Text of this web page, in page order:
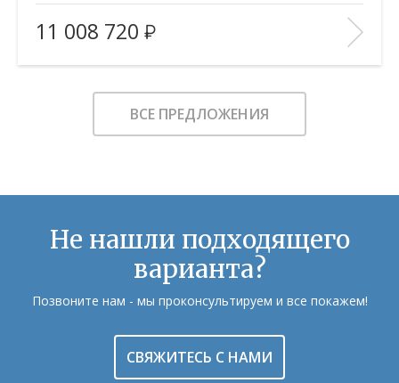
Площадь (общ/жил/кух), м2:
57.04/29.17/13.97
Количество комнат:
2
Этаж:
4/9
В ИЗБРАННОЕ
11 008 720
ВСЕ ПРЕДЛОЖЕНИЯ
Не нашли подходящего
варианта?
Позвоните нам - мы проконсультируем и все покажем!
СВЯЖИТЕСЬ С НАМИ